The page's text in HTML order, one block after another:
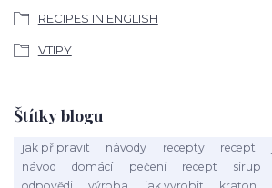
RECIPES IN ENGLISH
VTIPY
Štítky blogu
jak připravit návody recepty recept
návod
domácí pečení recept sirup